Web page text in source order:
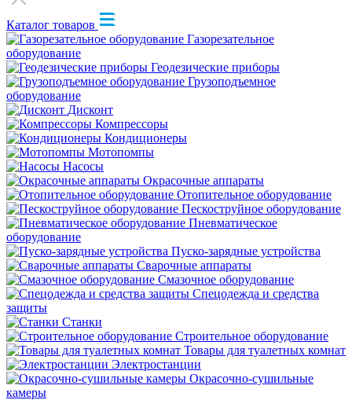
Каталог товаров
Газорезательное
оборудование
Геодезические приборы
Грузоподъемное
оборудование
Дисконт
Компрессоры
Кондиционеры
Мотопомпы
Насосы
Окрасочные аппараты
Отопительное оборудование
Пескоструйное оборудование
Пневматическое
оборудование
Пуско-зарядные устройства
Сварочные аппараты
Смазочное оборудование
Спецодежда и средства
защиты
Станки
Строительное оборудование
Товары для туалетных комнат
Электростанции
Окрасочно-сушильные
камеры